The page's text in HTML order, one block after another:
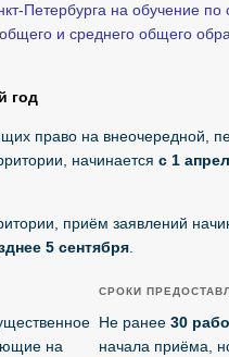
Петербурга на обучение по
и среднего общего
год
право на внеочередной,
начинается с 1
приём заявлений
5 сентября.
СРОКИ
на
Не ранее 30
начала приёма,